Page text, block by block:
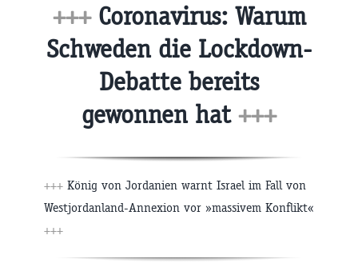
+++Coronavirus: Warum
Schweden die Lockdown-
Debatte bereits
gewonnen hat +++
+++ König von Jordanien warnt Israel im Fall von
Westjordanland-Annexion vor »massivem Konflikt«
+++